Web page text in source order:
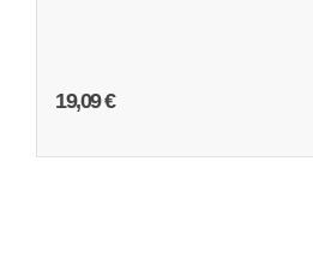
19,09 €